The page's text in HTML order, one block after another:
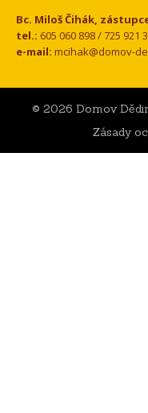
Bc. Miloš Čihák,
tel.: 605 060 898 / 725 921
e-mail: mcihak@domov-
© 2026 Domov
Zásady